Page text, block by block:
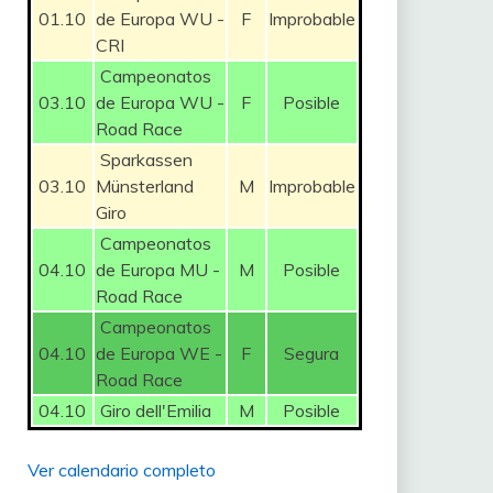
01.10 de Europa WU -
CRI
F Improbable
03.10
Campeonatos
de Europa WU -
Road Race
F Posible
03.10
Sparkassen
Münsterland
Giro
M Improbable
04.10
Campeonatos
de Europa MU -
Road Race
M Posible
04.10
Campeonatos
de Europa WE -
Road Race
F Segura
04.10 Giro dell'Emilia M Posible
Ver calendario completo